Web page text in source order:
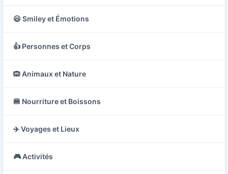
😃 Smiley et Émotions
👍 Personnes et Corps
🙉 Animaux et Nature
🍔 Nourriture et Boissons
✈️ Voyages et Lieux
🎮 Activités